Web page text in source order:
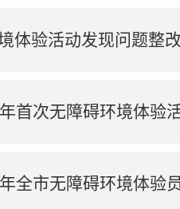
首次无障碍环境体验